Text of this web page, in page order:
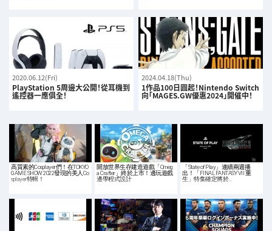
2020.06.12(Fri)
PlayStation 5周邊大公開！從耳機到
遙控器一應俱全！
2024.04.18(Thu)
1作品100日圓起！Nintendo Switch
向「MAGES.GW優惠2024」開催中！
高質素的Cosplayer們！在TOKYO
GAME SHOW 2022發現的美人Co
splayer特輯！
開放世界生存建造遊戲「Omeg
a Crafter」終於上市！邊玩遊戲
邊學程式設計
「State of Play」連續兩週播
出！「FINAL FANTASY VII 重
生」特集確定將於…